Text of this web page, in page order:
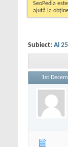
SeoPedia
ajută la
Subiect: Al
1st